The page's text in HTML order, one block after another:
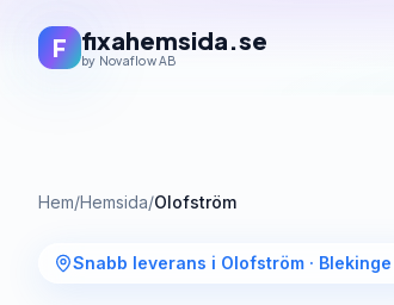
F fixahemsida.se
by Novaflow AB
Hem/Hemsida/Olofström
Snabb leverans i Olofström ·